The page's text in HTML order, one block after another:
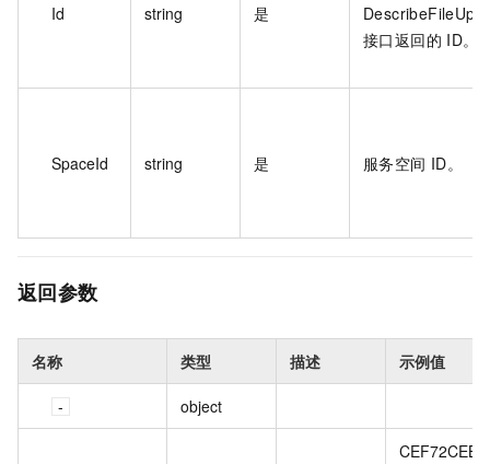
Id string 是
接口返回的 ID。
SpaceId string 是 服务空间 ID。
返回参数
名称 类型 描述 示例值
object
CEF72CEB